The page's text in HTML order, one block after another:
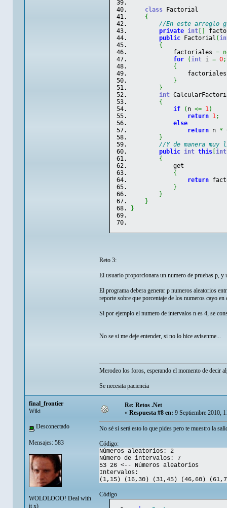
class Factorial
{
//En este arreglo
private int[
public Factorial (
{
factoriales =
for
( int i = 0;
{
factoriales
}
}
int
{
if
( n <= 1)
return 1;
else
return n *
}
//Y de manera
public int this[ int
{
get
{
return
}
}
}
}
Reto 3:
El usuario proporcionara un numero de pruebas p, y
El programa debera generar p numeros aleatorios
reporte sobre que porcentaje de los numeros cayo en
Si por ejemplo el numero de intervalos n es 4, se
No se si me deje entender, si no lo hice avisenme...
Merodeo los foros, esperando el momento de decir
Se necesita paciencia
final_frontier
Wiki
Desconectado
Mensajes: 583
WOLOLOOO! Deal with
it x)
Re: Retos .Net
«Respuesta #8 en:9 Septiembre 2010,
No sé si será esto lo que pides pero te muestro la
Código:
Números aleatorios: 2
Número de intervalos: 7
53 26 <-- Números aleatorios
Intervalos:
(1,15) (16,30) (31,45) (46,60)
Código